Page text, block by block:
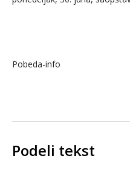
Pobeda-info
Podeli tekst